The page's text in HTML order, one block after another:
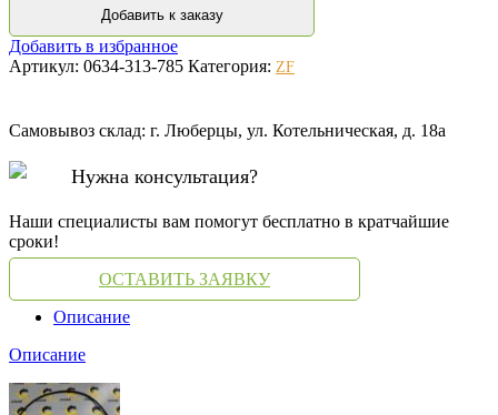
Добавить к заказу
Добавить в избранное
Артикул: 0634-313-785 Категория: ZF
Самовывоз склад: г. Люберцы, ул. Котельническая, д. 18а
Нужна консультация?
Наши специалисты вам помогут бесплатно в кратчайшие
сроки!
ОСТАВИТЬ ЗАЯВКУ
Описание
Описание